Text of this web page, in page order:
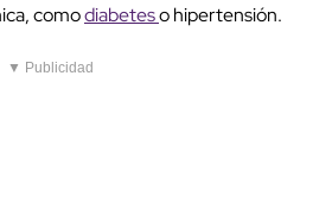
comodiabeteso hipertensión.
▼ Publicidad